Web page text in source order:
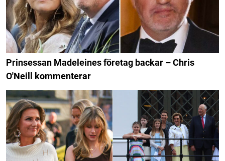
Prinsessan Madeleines företag backar – Chris
O'Neill kommenterar